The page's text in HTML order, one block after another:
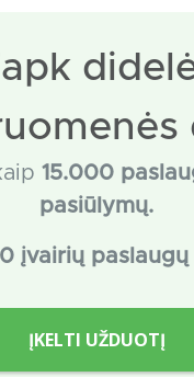
15.000
pasiūlymų.
įvairių paslaugų
ĮKELTI UŽDUOTĮ